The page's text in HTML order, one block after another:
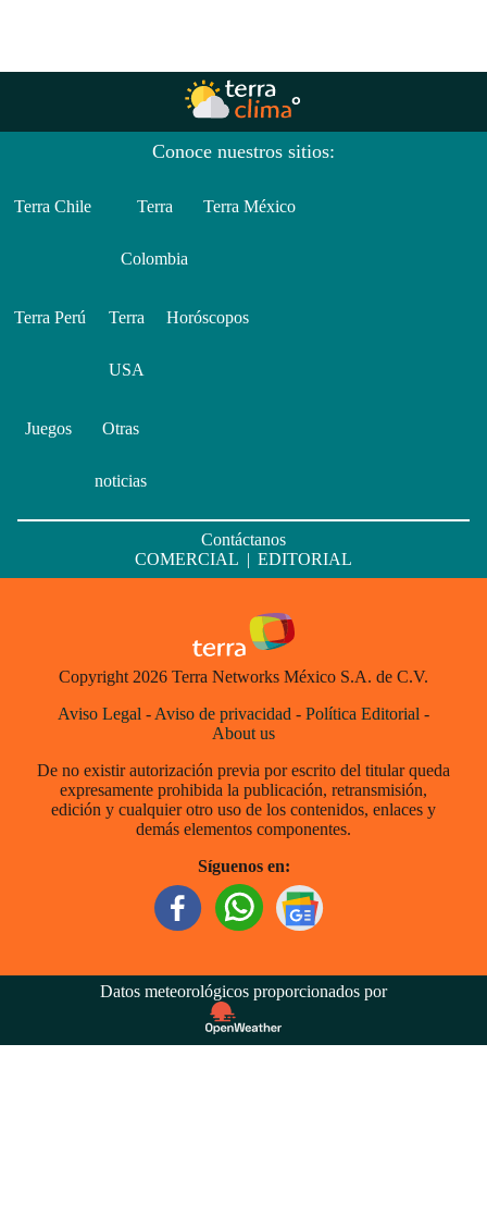
Conoce nuestros sitios:
Terra Chile Terra
Colombia
Terra México
Terra Perú Terra
USA
Horóscopos
Juegos Otras
noticias
Contáctanos
COMERCIAL | EDITORIAL
Copyright 2026 Terra Networks México S.A. de C.V.
Aviso Legal - Aviso de privacidad - Política Editorial -
About us
De no existir autorización previa por escrito del titular queda
expresamente prohibida la publicación, retransmisión,
edición y cualquier otro uso de los contenidos, enlaces y
demás elementos componentes.
Síguenos en:
Datos meteorológicos proporcionados por